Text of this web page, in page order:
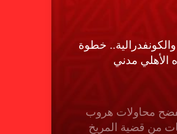
خطوة
الأهلي مدني
محاولات هروب
من قضية المريخ